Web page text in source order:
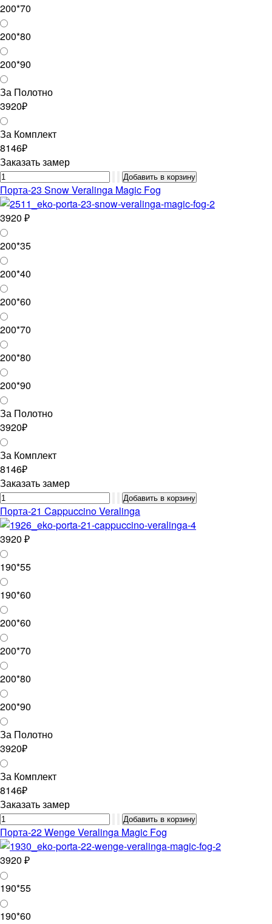
200*70
200*80
200*90
За Полотно
3920₽
За Комплект
8146₽
Заказать замер
Порта-23 Snow Veralinga Magic Fog
3920 ₽
200*35
200*40
200*60
200*70
200*80
200*90
За Полотно
3920₽
За Комплект
8146₽
Заказать замер
Порта-21 Cappuccino Veralinga
3920 ₽
190*55
190*60
200*60
200*70
200*80
200*90
За Полотно
3920₽
За Комплект
8146₽
Заказать замер
Порта-22 Wenge Veralinga Magic Fog
3920 ₽
190*55
190*60